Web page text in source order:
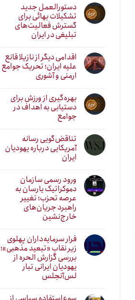
دستورالعمل جدید
تشکیلات بهائی برای
گسترش فعالیت‌های
تبلیغی در ایران
اقدامی دیگر از نازیلا قانع
علیه ایران؛ تحریک جوامع
ارمنی و آشوری
بهره‌گیری از ورزش برای
دستیابی به اهداف در
جوامع
تناقض‌گویی رسانه
آمریکایی درباره یهودیان
ایران
ورود رسمی سازمان
دموکراتیک یارسان به
عرصه تحزب؛ تغییر
راهبرد جریان‌های
خارج‌نشین
فرار سرمایه‌داران پهلوی
زیر نقابِ «تبعید مذهبی»؛
بررسی گزارش الحره از
یهودیان ایرانی تبار
لس‌آنجلس